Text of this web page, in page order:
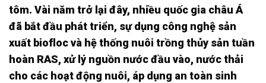
tôm. Vài năm trở lại đây, nhiều quốc gia châu Á
đã bắt đầu phát triển, sự dụng công nghệ sản
xuất biofloc và hệ thống nuôi trồng thủy sản tuần
hoàn RAS, xử lý nguồn nước đầu vào, nước thải
cho các hoạt động nuôi, áp dụng an toàn sinh